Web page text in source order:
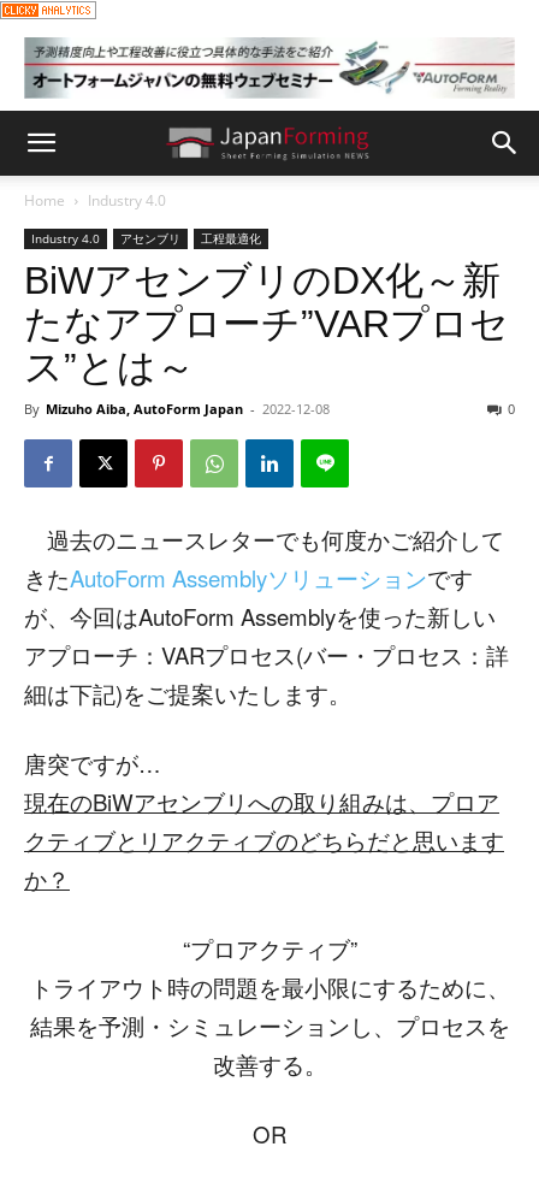
Home Industry 4.0
Industry 4.0 アセンブリ 工程最適化
BiWアセンブリのDX化～新
たなアプローチ”VARプロセ
ス”とは～
By Mizuho Aiba, AutoForm Japan - 2022-12-08 0
過去のニュースレターでも何度かご紹介して
きたAutoForm Assemblyソリューションです
が、今回はAutoForm Assemblyを使った新しい
アプローチ：VARプロセス(バー・プロセス：詳
細は下記)をご提案いたします。
唐突ですが…
現在のBiWアセンブリへの取り組みは、プロア
クティブとリアクティブのどちらだと思います
か？
“プロアクティブ”
トライアウト時の問題を最小限にするために、
結果を予測・シミュレーションし、プロセスを
改善する。
OR